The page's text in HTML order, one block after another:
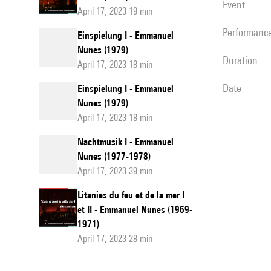
April 17, 2023 19 min
Einspielung I - Emmanuel
Nunes (1979)
April 17, 2023 18 min
Einspielung I - Emmanuel
Nunes (1979)
April 17, 2023 18 min
Nachtmusik I - Emmanuel
Nunes (1977-1978)
April 17, 2023 39 min
Litanies du feu et de la mer I
et II - Emmanuel Nunes (1969-
1971)
April 17, 2023 28 min
Je tiens à
pour leur
Enfin, un
Marco Stroppa
event
duration
date